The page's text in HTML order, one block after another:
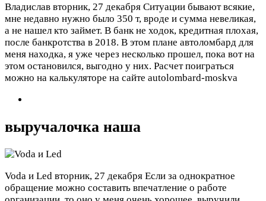
Владислав вторник, 27 декабря Ситуации бывают всякие,
мне недавно нужно было 350 т, вроде и сумма невеликая,
а не нашел кто займет. В банк не ходок, кредитная плохая,
после банкротства в 2018. В этом плане автоломбард для
меня находка, я уже через несколько прошел, пока вот на
этом остановился, выгодно у них. Расчет поиграться
можно на калькуляторе на сайте autolombard-moskva
выручалочка наша
Voda и Led вторник, 27 декабря Если за однократное
обращение можно составить впечатление о работе